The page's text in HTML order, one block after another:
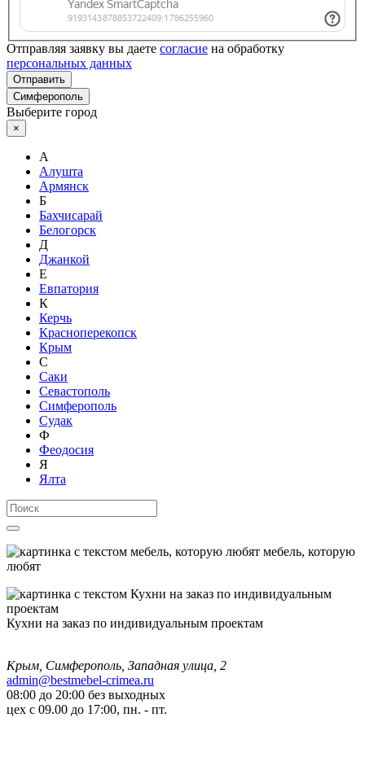
Отправляя заявку вы даете согласие на обработку
персональных данных
Отправить
Симферополь
Выберите город
×
А
Алушта
Армянск
Б
Бахчисарай
Белогорск
Д
Джанкой
Е
Евпатория
К
Керчь
Красноперекопск
Крым
С
Саки
Севастополь
Симферополь
Судак
Ф
Феодосия
Я
Ялта
мебель, которую
любят
Кухни на заказ по индивидуальным проектам
Крым, Симферополь, Западная улица, 2
admin@bestmebel-crimea.ru
08:00 до 20:00 без выходных
цех с 09.00 до 17:00, пн. - пт.